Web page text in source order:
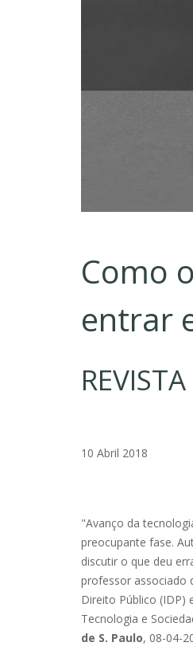
Como
entrar
10 Abril 2018
"Avanço da
preocupante fase.
discutir o que deu
professor associado
Direito Público (IDP)
Tecnologia e
de S. Paulo, 08-04-